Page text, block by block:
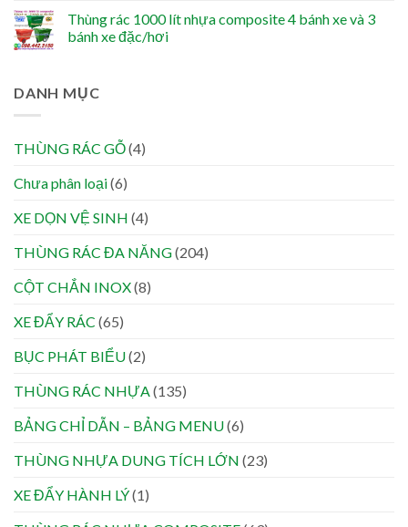
Thùng rác 1000 lít nhựa composite 4 bánh xe và 3
bánh xe đặc/hơi
DANH MỤC
THÙNG RÁC GỖ(4)
Chưa phân loại(6)
XE DỌN VỆ SINH (4)
THÙNG RÁC ĐA NĂNG(204)
CỘT CHẮN INOX(8)
XE ĐẨY RÁC (65)
BỤC PHÁT BIỂU(2)
THÙNG RÁC NHỰA (135)
BẢNG CHỈ DẪN – BẢNG MENU(6)
THÙNG NHỰA DUNG TÍCH LỚN (23)
XE ĐẨY HÀNH LÝ(1)